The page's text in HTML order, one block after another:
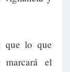
que lo que
marcará el